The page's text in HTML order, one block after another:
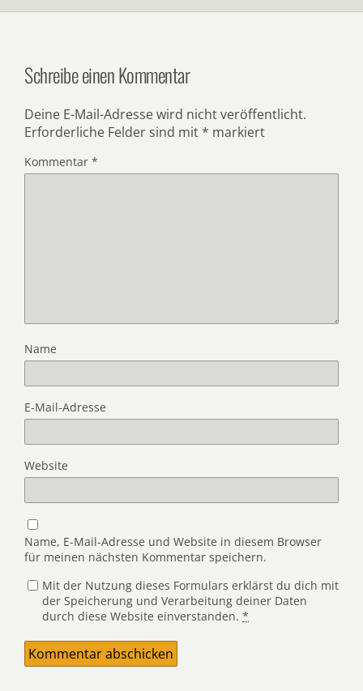
Schreibe einen Kommentar
Deine E-Mail-Adresse wird nicht veröffentlicht.
Erforderliche Felder sind mit * markiert
Kommentar *
Name
E-Mail-Adresse
Website
Name, E-Mail-Adresse und Website in diesem Browser
für meinen nächsten Kommentar speichern.
Mit der Nutzung dieses Formulars erklärst du dich mit
der Speicherung und Verarbeitung deiner Daten
durch diese Website einverstanden. *